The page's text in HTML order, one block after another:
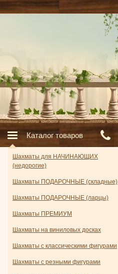
Каталог товаров
Шахматы для НАЧИНАЮЩИХ
(недорогие)
Шахматы ПОДАРОЧНЫЕ (складные)
Шахматы ПОДАРОЧНЫЕ (ларцы)
Шахматы ПРЕМИУМ
Шахматы на виниловых досках
Шахматы с классическими фигурами
Шахматы с резными фигурами